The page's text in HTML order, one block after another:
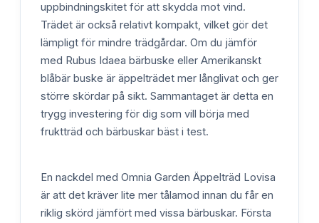
uppbindningskitet för att skydda mot vind.
Trädet är också relativt kompakt, vilket gör det
lämpligt för mindre trädgårdar. Om du jämför
med Rubus Idaea bärbuske eller Amerikanskt
blåbär buske är äppelträdet mer långlivat och ger
större skördar på sikt. Sammantaget är detta en
trygg investering för dig som vill börja med
fruktträd och bärbuskar bäst i test.
En nackdel med Omnia Garden Äppelträd Lovisa
är att det kräver lite mer tålamod innan du får en
riklig skörd jämfört med vissa bärbuskar. Första